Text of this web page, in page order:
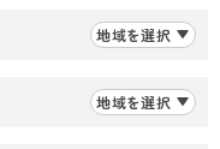
地域を選択
地域を選択